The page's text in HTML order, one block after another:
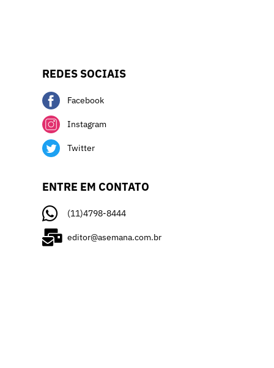
REDES SOCIAIS
Facebook
Instagram
Twitter
ENTRE EM CONTATO
(11)4798-8444
editor@asemana.com.br